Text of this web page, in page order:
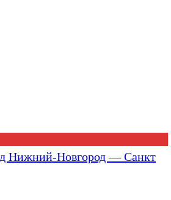
Нижний-Новгород — Санкт